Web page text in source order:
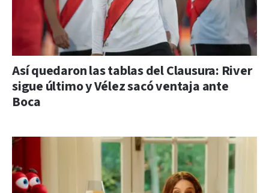
Así quedaron las tablas del Clausura: River
sigue último y Vélez sacó ventaja ante
Boca